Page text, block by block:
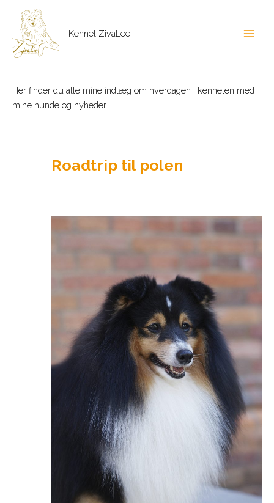
indholdet
Kennel ZivaLee
Her finder du alle mine indlæg om hverdagen i kennelen med
mine hunde og nyheder
Roadtrip til polen